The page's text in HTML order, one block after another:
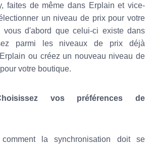
faites de même dans Erplain et vice-
un niveau de prix pour votre
vous d'abord que celui-ci existe dans
parmi les niveaux de prix déjà
ou créez un nouveau niveau de
votre boutique.
vos préférences de
la synchronisation doit se